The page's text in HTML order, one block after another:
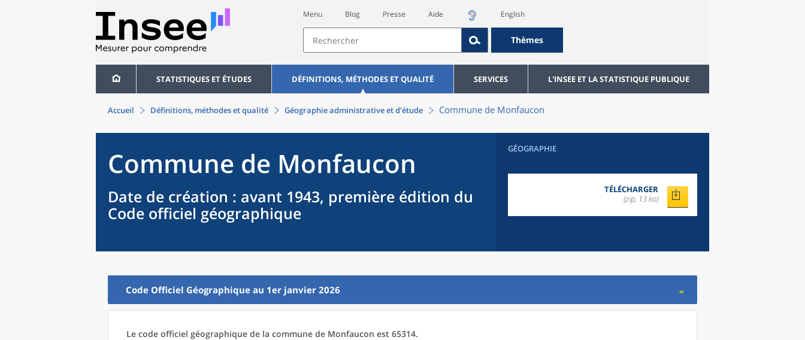
Menu Blog Presse Aide English
Thèmes
STATISTIQUES ET ÉTUDES DÉFINITIONS, MÉTHODES ET QUALITÉ SERVICES L'INSEE ET LA STATISTIQUE PUBLIQUE
Accueil Définitions, méthodes et qualité Géographie administrative et d’étude Commune de Monfaucon
Commune de Monfaucon
Date de création : avant 1943, première édition du
Code officiel géographique
GÉOGRAPHIE
TÉLÉCHARGER
(zip, 13 ko)
Code Officiel Géographique au 1er janvier 2026
Le code officiel géographique de la commune de Monfaucon est 65314.